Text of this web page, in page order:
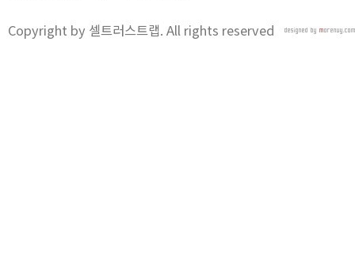
Copyright by 셀트러스트랩. All rights reserved